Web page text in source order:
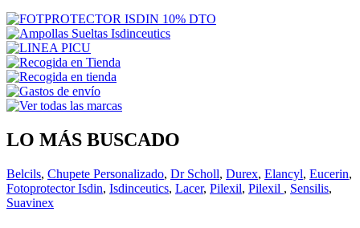
LO MÁS BUSCADO
Belcils, Chupete Personalizado, Dr Scholl, Durex, Elancyl, Eucerin,
Fotoprotector Isdin, Isdinceutics, Lacer, Pilexil, Pilexil , Sensilis,
Suavinex